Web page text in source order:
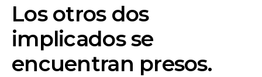
Los otros dos
implicados se
encuentran presos.